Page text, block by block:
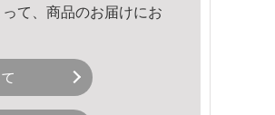
て、商品のお届けにお